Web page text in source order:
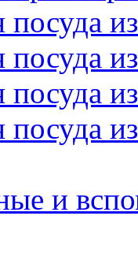
посуда
посуда
посуда
и